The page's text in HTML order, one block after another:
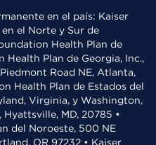
en el país: Kaiser
el Norte y Sur de
Health Plan de
Health Plan de Georgia, Inc.,
Road NE, Atlanta,
Health Plan de Estados del
Virginia, y Washington,
MD, 20785 •
del Noroeste, 500 NE
OR 97232 • Kaiser